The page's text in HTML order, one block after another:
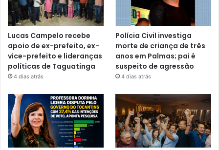
Lucas Campelo recebe
apoio de ex-prefeito, ex-
vice-prefeito e lideranças
políticas de Taguatinga
4 dias atrás
Polícia Civil investiga
morte de criança de três
anos em Palmas; pai é
suspeito de agressão
4 dias atrás